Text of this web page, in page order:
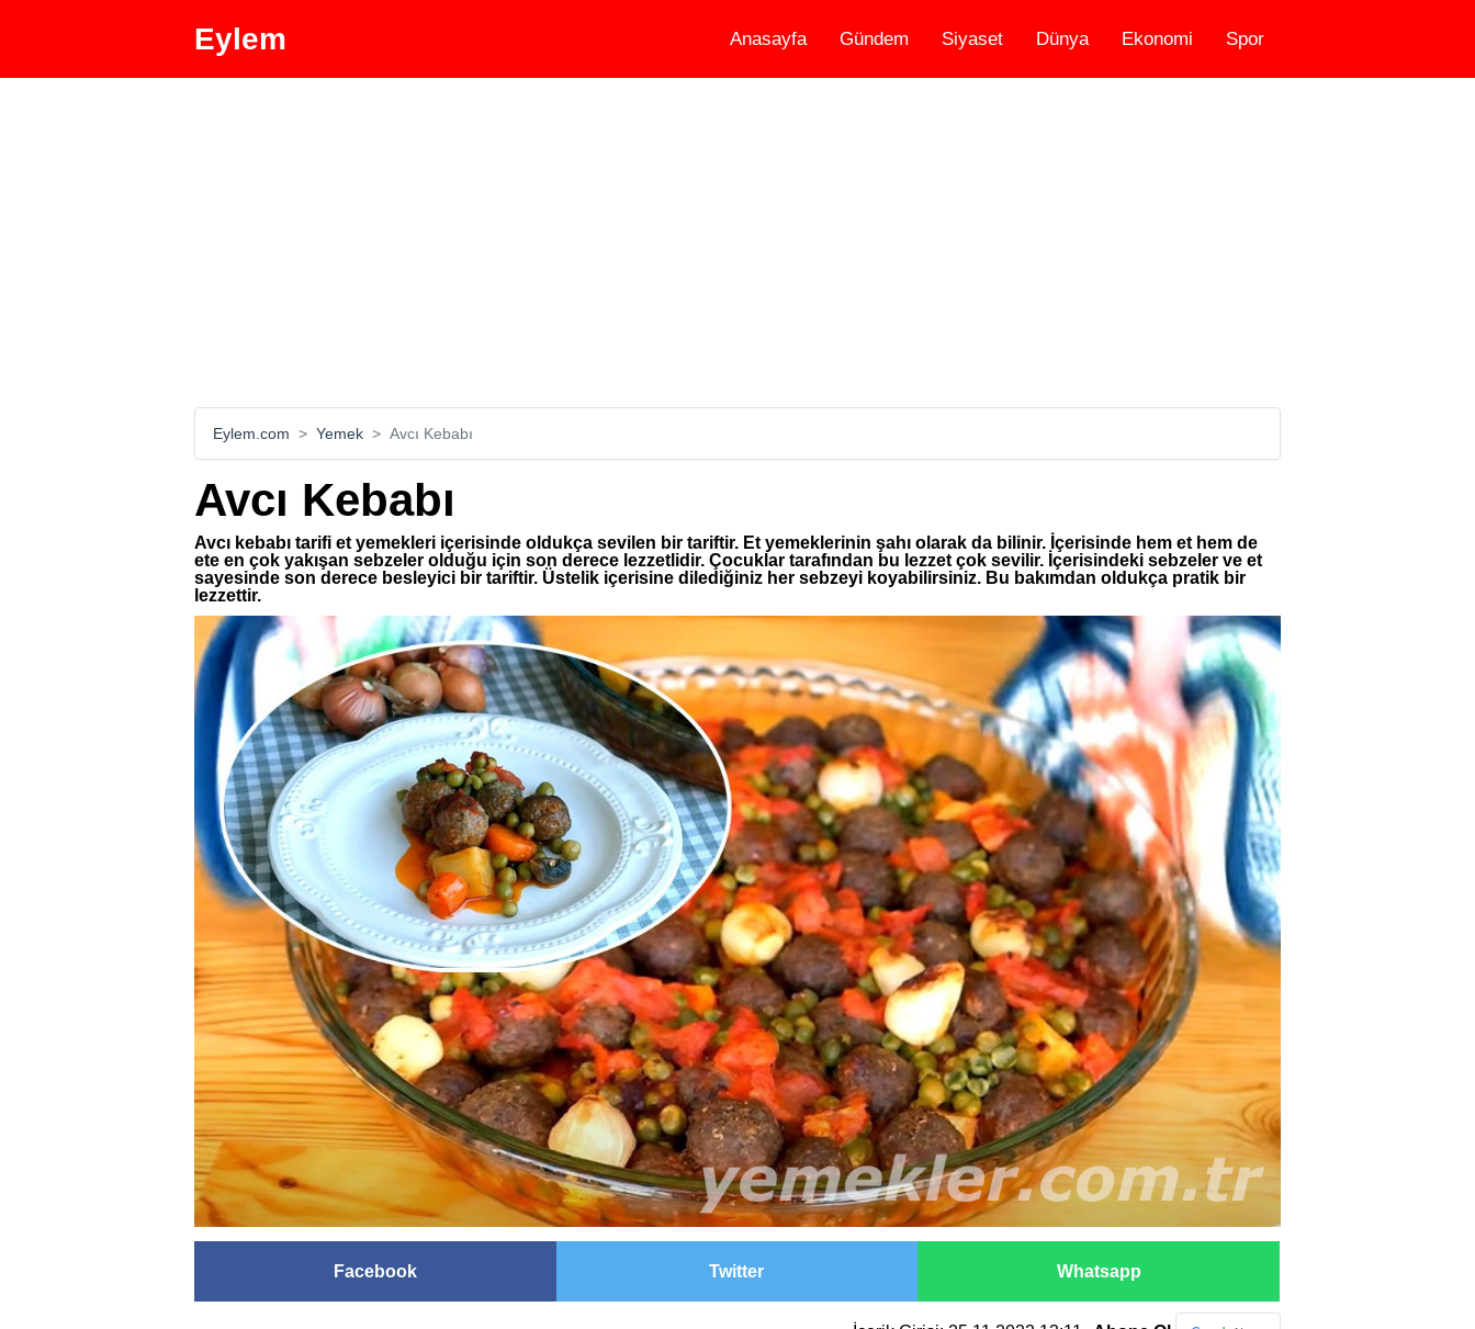
Eylem Anasayfa Gündem Siyaset Dünya Ekonomi Spor
Eylem.com Yemek Avcı Kebabı
Avcı Kebabı
Avcı kebabı tarifi et yemekleri içerisinde oldukça sevilen bir tariftir. Et yemeklerinin şahı olarak da bilinir. İçerisinde hem et hem de
ete en çok yakışan sebzeler olduğu için son derece lezzetlidir. Çocuklar tarafından bu lezzet çok sevilir. İçerisindeki sebzeler ve et
sayesinde son derece besleyici bir tariftir. Üstelik içerisine dilediğiniz her sebzeyi koyabilirsiniz. Bu bakımdan oldukça pratik bir
lezzettir.
Facebook Twitter Whatsapp